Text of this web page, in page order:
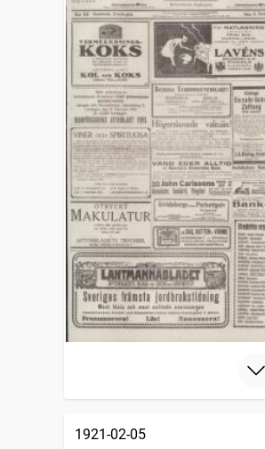
1921-02-05